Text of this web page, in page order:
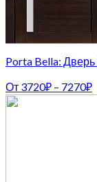
Porta Bella:
От 3720₽ – 7270₽